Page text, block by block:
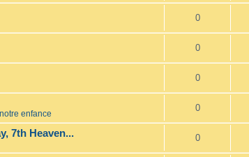
0
0
0
enfance
0
7th Heaven... 0